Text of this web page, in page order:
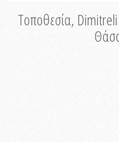
Τοποθεσία,